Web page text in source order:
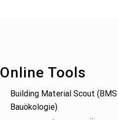
Online Tools
Building Material Scout
Bauökologie)